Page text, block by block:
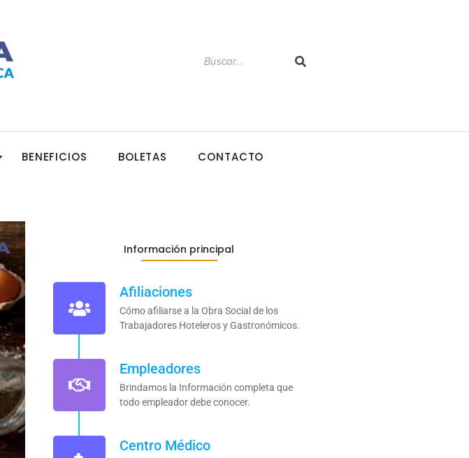
BENEFICIOS BOLETAS CONTACTO
Información principal
Afiliaciones
Cómo afiliarse a la Obra Social de los
Trabajadores Hoteleros y Gastronómicos.
Empleadores
Brindamos la Información completa que
todo empleador debe conocer.
Centro Médico